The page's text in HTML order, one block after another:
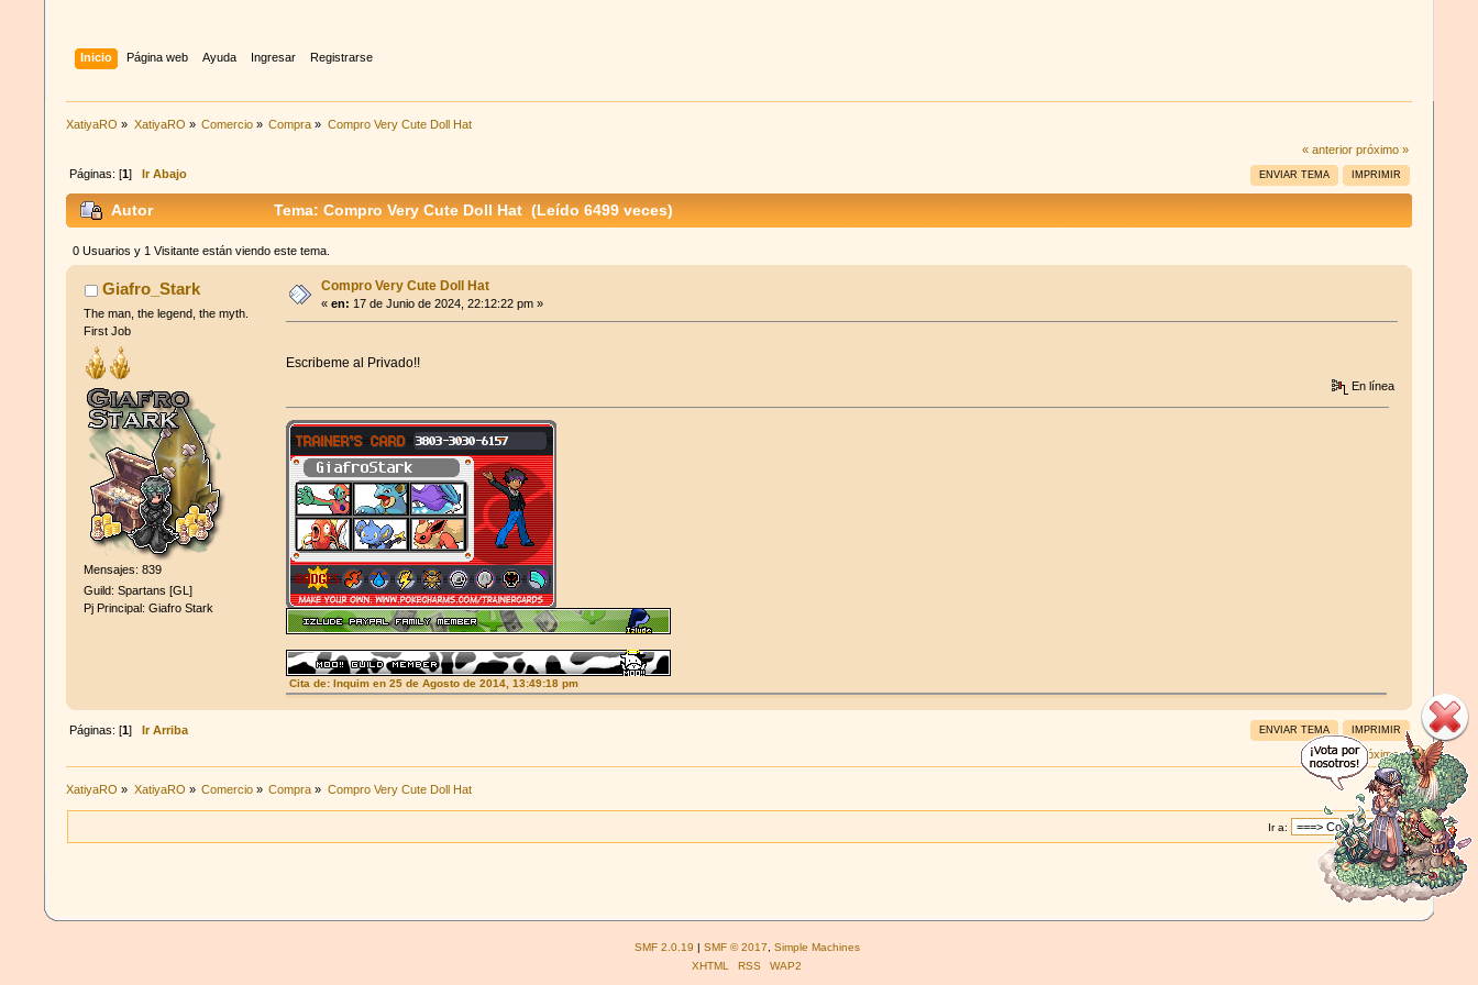
Inicio Página web Ayuda Ingresar Registrarse
XatiyaRO » XatiyaRO » Comercio» Compra » Compro Very Cute Doll Hat
« anterior próximo »
ENVIAR TEMA IMPRIMIR
Páginas: [1] Ir Abajo
Autor Tema: Compro Very Cute Doll Hat (Leído 6499 veces)
0 Usuarios y 1 Visitante están viendo este tema.
Giafro_Stark
The man, the legend, the myth.
First Job
Mensajes: 839
Guild: Spartans [GL]
Pj Principal: Giafro Stark
Compro Very Cute Doll Hat
«en: 17 de Junio de 2024, 22:12:22 pm »
Escribeme al Privado!!
En línea
Cita de: Inquim en 25 de Agosto de 2014, 13:49:18 pm
xatiya no existe atontaos
ENVIAR TEMA IMPRIMIR
Páginas: [1] Ir Arriba
« anterior próximo »
XatiyaRO » XatiyaRO » Comercio» Compra » Compro Very Cute Doll Hat
Ir a:
SMF 2.0.19 SMF © 2017, Simple Machines
XHTML
RSS WAP2